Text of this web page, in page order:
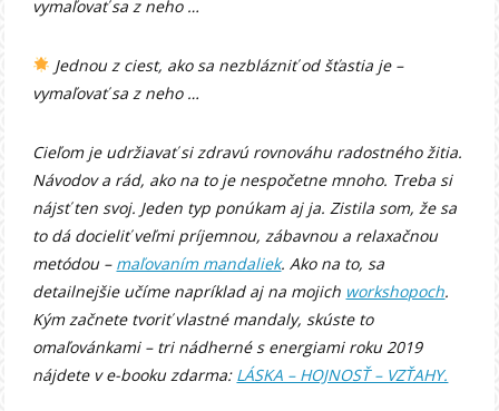
vymaľovať sa z neho …
Jednou z ciest, ako sa nezblázniť od šťastia je –
vymaľovať sa z neho …
Cieľom je udržiavať si zdravú rovnováhu radostného žitia.
Návodov a rád, ako na to je nespočetne mnoho. Treba si
nájsť ten svoj. Jeden typ ponúkam aj ja. Zistila som, že sa
to dá docieliť veľmi príjemnou, zábavnou a relaxačnou
metódou – maľovaním mandaliek. Ako na to, sa
detailnejšie učíme napríklad aj na mojich workshopoch.
Kým začnete tvoriť vlastné mandaly, skúste to
omaľovánkami – tri nádherné s energiami roku 2019
nájdete v e-booku zdarma: LÁSKA – HOJNOSŤ – VZŤAHY.